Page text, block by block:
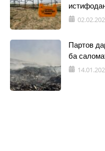
Партов
ба